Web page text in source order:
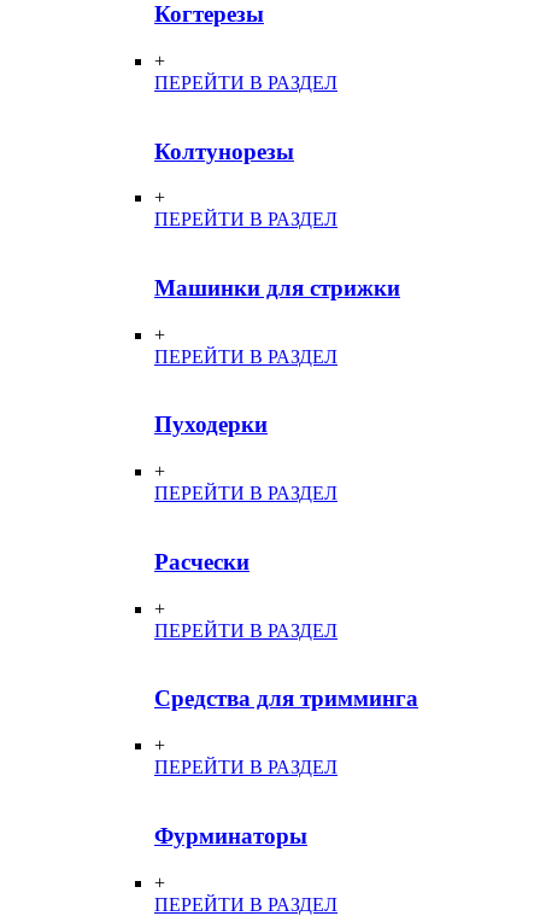
Когтерезы
+
ПЕРЕЙТИ В РАЗДЕЛ
Колтунорезы
+
ПЕРЕЙТИ В РАЗДЕЛ
Машинки для стрижки
+
ПЕРЕЙТИ В РАЗДЕЛ
Пуходерки
+
ПЕРЕЙТИ В РАЗДЕЛ
Расчески
+
ПЕРЕЙТИ В РАЗДЕЛ
Средства для тримминга
+
ПЕРЕЙТИ В РАЗДЕЛ
Фурминаторы
+
ПЕРЕЙТИ В РАЗДЕЛ